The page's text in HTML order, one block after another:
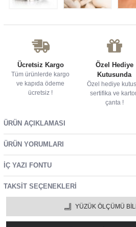
Ücretsiz Kargo
Tüm ürünlerde kargo
ve kapıda ödeme
ücretsiz !
Özel Hediye
Kutusunda
Özel hediye
sertifika ve
çanta !
ÜRÜN AÇIKLAMASI
ÜRÜN YORUMLARI
İÇ YAZI FONTU
TAKSIT SEÇENEKLERI
YÜZÜK ÖLÇÜMÜ